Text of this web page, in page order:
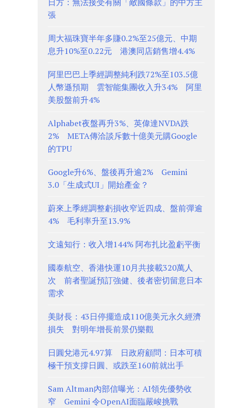
張
周大福珠寶半年多賺0.2%至25億元、中期
息升10%至0.22元 港澳同店銷售增4.4%
阿里巴巴上季經調整純利跌72%至103.5億
人幣遜預期 雲智能集團收入升34% 阿里
美股盤前升4%
Alphabet夜盤再升3%、英偉達NVDA跌
2% META傳洽談斥數十億美元購Google
的TPU
Google升6%、盤後再升逾2% Gemini
3.0「生成式UI」開始產金？
蔚來上季經調整虧損收窄近四成、盤前彈逾
4% 毛利率升至13.9%
文遠知行：收入增144% 阿布扎比盈虧平衡
國泰航空、香港快運10月共接載320萬人
次 前者聖誕預訂強健、後者密切留意日本
需求
美財長：43日停擺造成110億美元永久經濟
損失 對明年增長前景仍樂觀
日圓兌港元4.97算 日政府顧問：日本可積
極干預支撐日圓、或跌至160前就出手
Sam Altman內部信曝光：AI領先優勢收
窄 Gemini 令OpenAI面臨嚴峻挑戰